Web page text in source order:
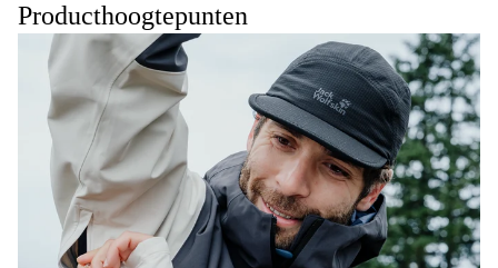
Producthoogtepunten